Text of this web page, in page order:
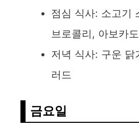
점심 식사: 소고기
브로콜리, 아보카
저녁 식사: 구운 닭
러드
금요일